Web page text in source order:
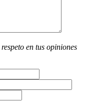
en tus opiniones